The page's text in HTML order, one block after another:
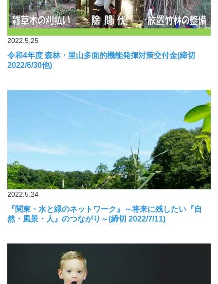
2022.5.25
令和4年度 森林・里山多面的機能発揮対策交付金(締切
2022/6/30他)
2022.5.24
『関東・水と緑のネットワーク』～将来に残したい『自
然・風景・人』のつながり～(締切 2022/7/11)